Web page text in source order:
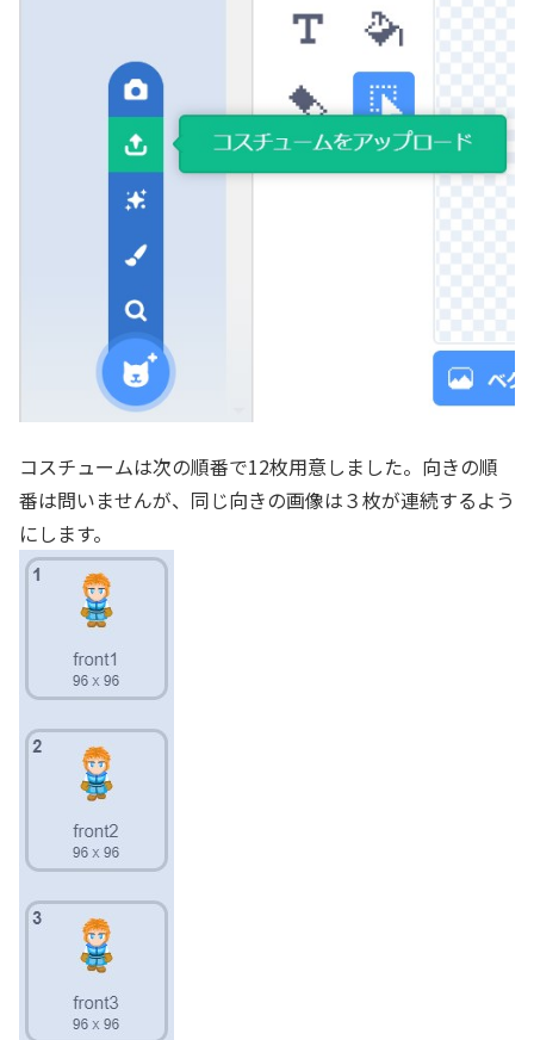
コスチュームは次の順番で12枚用意しました。向きの順
番は問いませんが、同じ向きの画像は３枚が連続するよう
にします。